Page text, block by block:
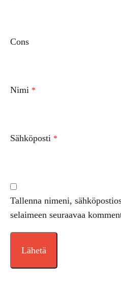
Cons
Nimi *
Sähköposti *
Tallenna nimeni,
selaimeen seuraavaa